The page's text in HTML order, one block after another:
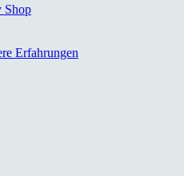
Shop
Erfahrungen